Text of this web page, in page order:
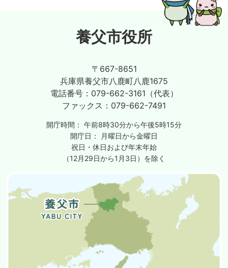
養父市役所
〒667-8651
兵庫県養父市八鹿町八鹿1675
電話番号： 079-662-3161（代表）
ファックス： 079-662-7491
開庁時間： 午前8時30分から午後5時15分
開庁日：
月曜日から金曜日
祝日・休日および年末年始
（12月29日から1月3日）を除く